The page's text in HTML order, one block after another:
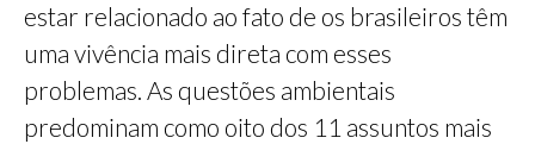
estar relacionado ao fato de os brasileiros têm
uma vivência mais direta com esses
problemas. As questões ambientais
predominam como oito dos 11 assuntos mais